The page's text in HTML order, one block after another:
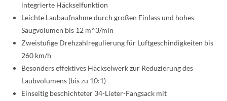
integrierte Häckselfunktion
Leichte Laubaufnahme durch großen Einlass und hohes
Saugvolumen bis 12 m^3/min
Zweistufige Drehzahlregulierung für Luftgeschindigkeiten bis
260 km/h
Besonders effektives Häckselwerk zur Reduzierung des
Laubvolumens (bis zu 10:1)
Einseitig beschichteter 34-Lieter-Fangsack mit